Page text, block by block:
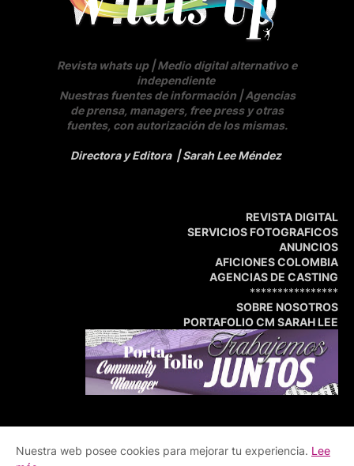
Revista whats up | Medio digital alternativo e
independiente
Nuestras fuentes de información | Agencias
de prensa, managers, free press y otras
fuentes, con autorización de los mismas.
Directora y Editora| Sarah Lee Méndez
REVISTA DIGITAL
SERVICIOS FOTOGRAFICOS
ANUNCIOS
AFICIONES COLOMBIA
AGENCIAS DE CASTING
****************
SOBRE NOSOTROS
PORTAFOLIO CM SARAH LEE
Inicio Portafolio Central de Medios
Nuestra web posee cookies para mejorar tu experiencia. Lee